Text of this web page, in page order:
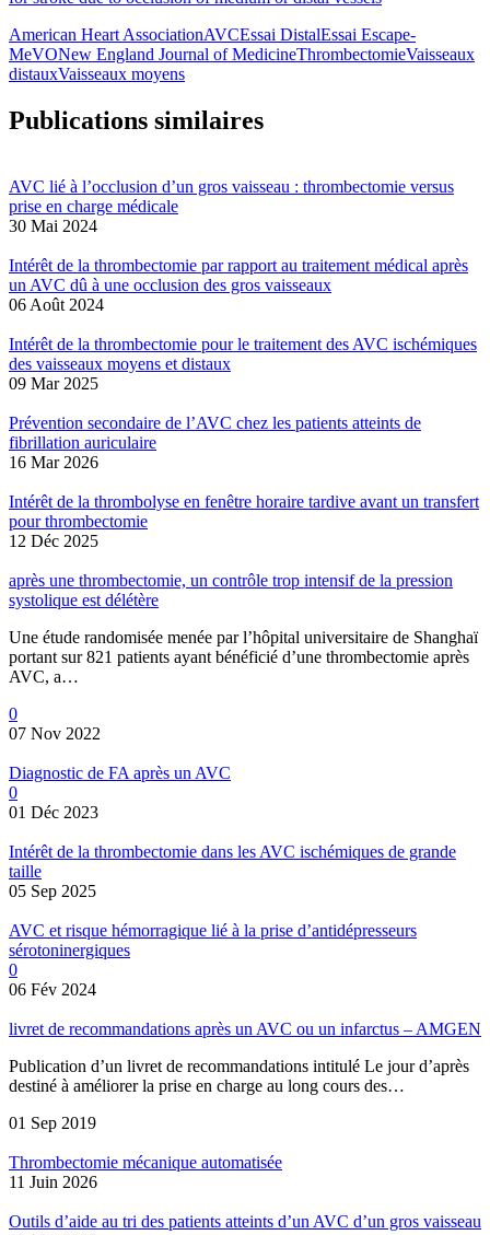
American Heart AssociationAVCEssai DistalEssai Escape-
MeVONew England Journal of MedicineThrombectomieVaisseaux
distauxVaisseaux moyens
Publications similaires
AVC lié à l’occlusion d’un gros vaisseau : thrombectomie versus
prise en charge médicale
30 Mai 2024
Intérêt de la thrombectomie par rapport au traitement médical après
un AVC dû à une occlusion des gros vaisseaux
06 Août 2024
Intérêt de la thrombectomie pour le traitement des AVC ischémiques
des vaisseaux moyens et distaux
09 Mar 2025
Prévention secondaire de l’AVC chez les patients atteints de
fibrillation auriculaire
16 Mar 2026
Intérêt de la thrombolyse en fenêtre horaire tardive avant un transfert
pour thrombectomie
12 Déc 2025
après une thrombectomie, un contrôle trop intensif de la pression
systolique est délétère
Une étude randomisée menée par l’hôpital universitaire de Shanghaï
portant sur 821 patients ayant bénéficié d’une thrombectomie après
AVC, a…
0
07 Nov 2022
Diagnostic de FA après un AVC
0
01 Déc 2023
Intérêt de la thrombectomie dans les AVC ischémiques de grande
taille
05 Sep 2025
AVC et risque hémorragique lié à la prise d’antidépresseurs
sérotoninergiques
0
06 Fév 2024
livret de recommandations après un AVC ou un infarctus – AMGEN
Publication d’un livret de recommandations intitulé Le jour d’après
destiné à améliorer la prise en charge au long cours des…
01 Sep 2019
Thrombectomie mécanique automatisée
11 Juin 2026
Outils d’aide au tri des patients atteints d’un AVC d’un gros vaisseau